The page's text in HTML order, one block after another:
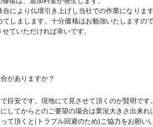
合により仏壇引き上げし当社での作業になりま
しまします。十分価格はお勉強いたしますの
ていただければ幸いです。
がありますか？
目安です。現地にて見させて頂くのが賢明です
してからとのご要望の場合は業況大きさ出来れ
て頂くと(トラブル回避のため)ご協力をお願い